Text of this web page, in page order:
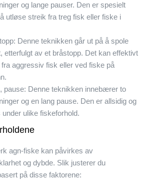
og lange pauser. Den er spesielt
utløse streik fra treg fisk eller fiske i
Denne teknikken går ut på å spole
etterfulgt av et bråstopp. Det kan effektivt
aggressiv fisk eller ved fiske på
pause: Denne teknikken innebærer to
og en lang pause. Den er allsidig og
ulike fiskeforhold.
agn-fiske kan påvirkes av
og dybde. Slik justerer du
på disse faktorene: